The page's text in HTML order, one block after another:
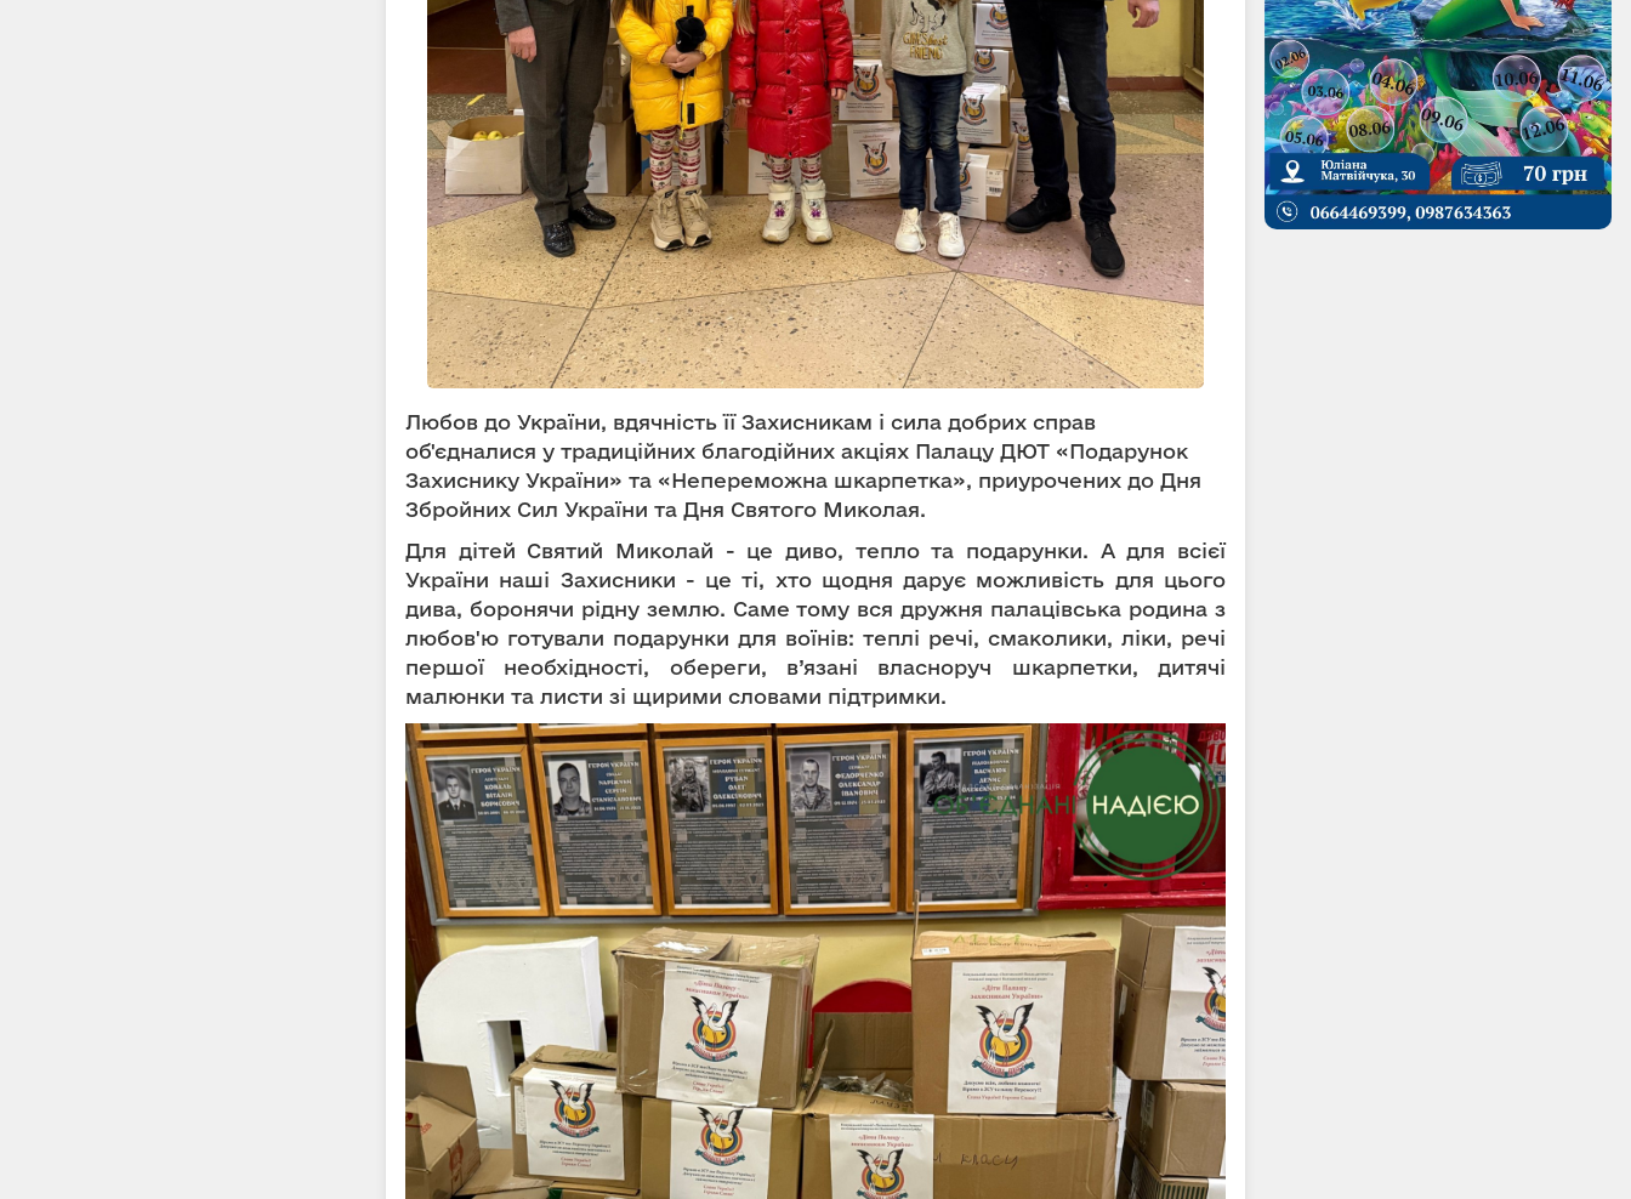
Любов до України, вдячність її Захисникам і сила добрих справ
об'єдналися у традиційних благодійних акціях Палацу ДЮТ «Подарунок
Захиснику України» та «Непереможна шкарпетка», приурочених до Дня
Збройних Сил України та Дня Святого Миколая.
Для дітей Святий Миколай - це диво, тепло та подарунки. А для всієї
України наші Захисники - це ті, хто щодня дарує можливість для цього
дива, боронячи рідну землю. Саме тому вся дружня палацівська родина з
любов'ю готували подарунки для воїнів: теплі речі, смаколики, ліки, речі
першої необхідності, обереги, в’язані власноруч шкарпетки, дитячі
малюнки та листи зі щирими словами підтримки.